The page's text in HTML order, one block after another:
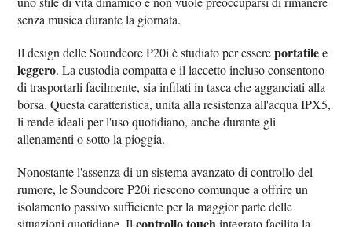
senza musica durante la giornata.
Il design delle Soundcore P20i è studiato per essereportatile e
leggero. La custodia compatta e il laccetto incluso consentono
di trasportarli facilmente, sia infilati in tasca che agganciati alla
borsa. Questa caratteristica, unita alla resistenza all'acqua IPX5,
li rende ideali per l'uso quotidiano, anche durante gli
allenamenti o sotto la pioggia.
Nonostante l'assenza di un sistema avanzato di controllo del
rumore, le Soundcore P20i riescono comunque a offrire un
isolamento passivo sufficiente per la maggior parte delle
situazioni quotidiane. Il
integrato facilita la